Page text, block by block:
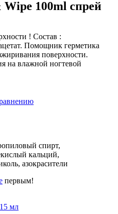
Wipe 100ml спрей
! Состав :
Помощник герметика
поверхности.
на влажной ногтевой
спирт,
кальций,
азокрасители
первым!